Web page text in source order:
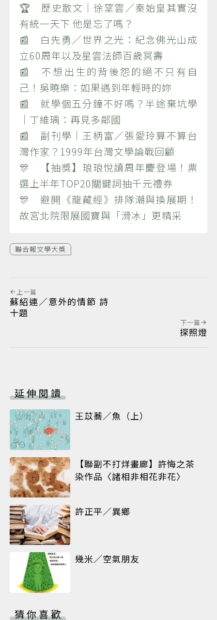
🏆 歷史散文｜徐望雲／秦始皇其實沒
有統一天下 他是忘了嗎？
📰 白先勇／世界之光：紀念佛光山成
立60周年以及星雲法師百歲冥壽
📰 不想出生的背後怨的絕不只有自
己！吳曉樂：如果遇到年輕時的妳
📰 就學個五分鐘不好嗎？半途棄坑學
｜丁維瑀：再見多鄰國
📰 副刊學｜王柄富／張愛玲算不算台
灣作家？1999年台灣文學論戰回顧
🎊 【抽獎】琅琅悅讀周年慶登場！票
選上半年TOP20關鍵詞抽千元禮券
🎊 避開《龍藏經》排隊潮與換展期！
故宮北院限展國寶與「滑冰」更精采
聯合報文學大獎
上一篇
蘇紹連／意外的情節 詩
十題
下一篇
探照燈
延伸閱讀
王苡蕎／魚（上）
【聯副不打烊畫廊】許悔之茶
染作品〈諸相非相花非花〉
許正平／異鄉
幾米／空氣朋友
猜你喜歡